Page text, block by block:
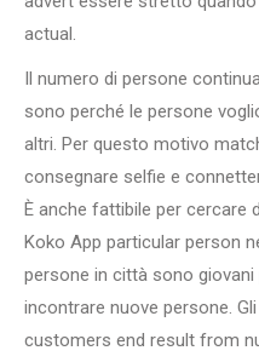
actual.
Il numero di persone
sono perché le persone
altri. Per questo motivo
consegnare selfie e
È anche fattibile per cercare
Koko App particular person
persone in città sono
incontrare nuove persone.
customers end result from